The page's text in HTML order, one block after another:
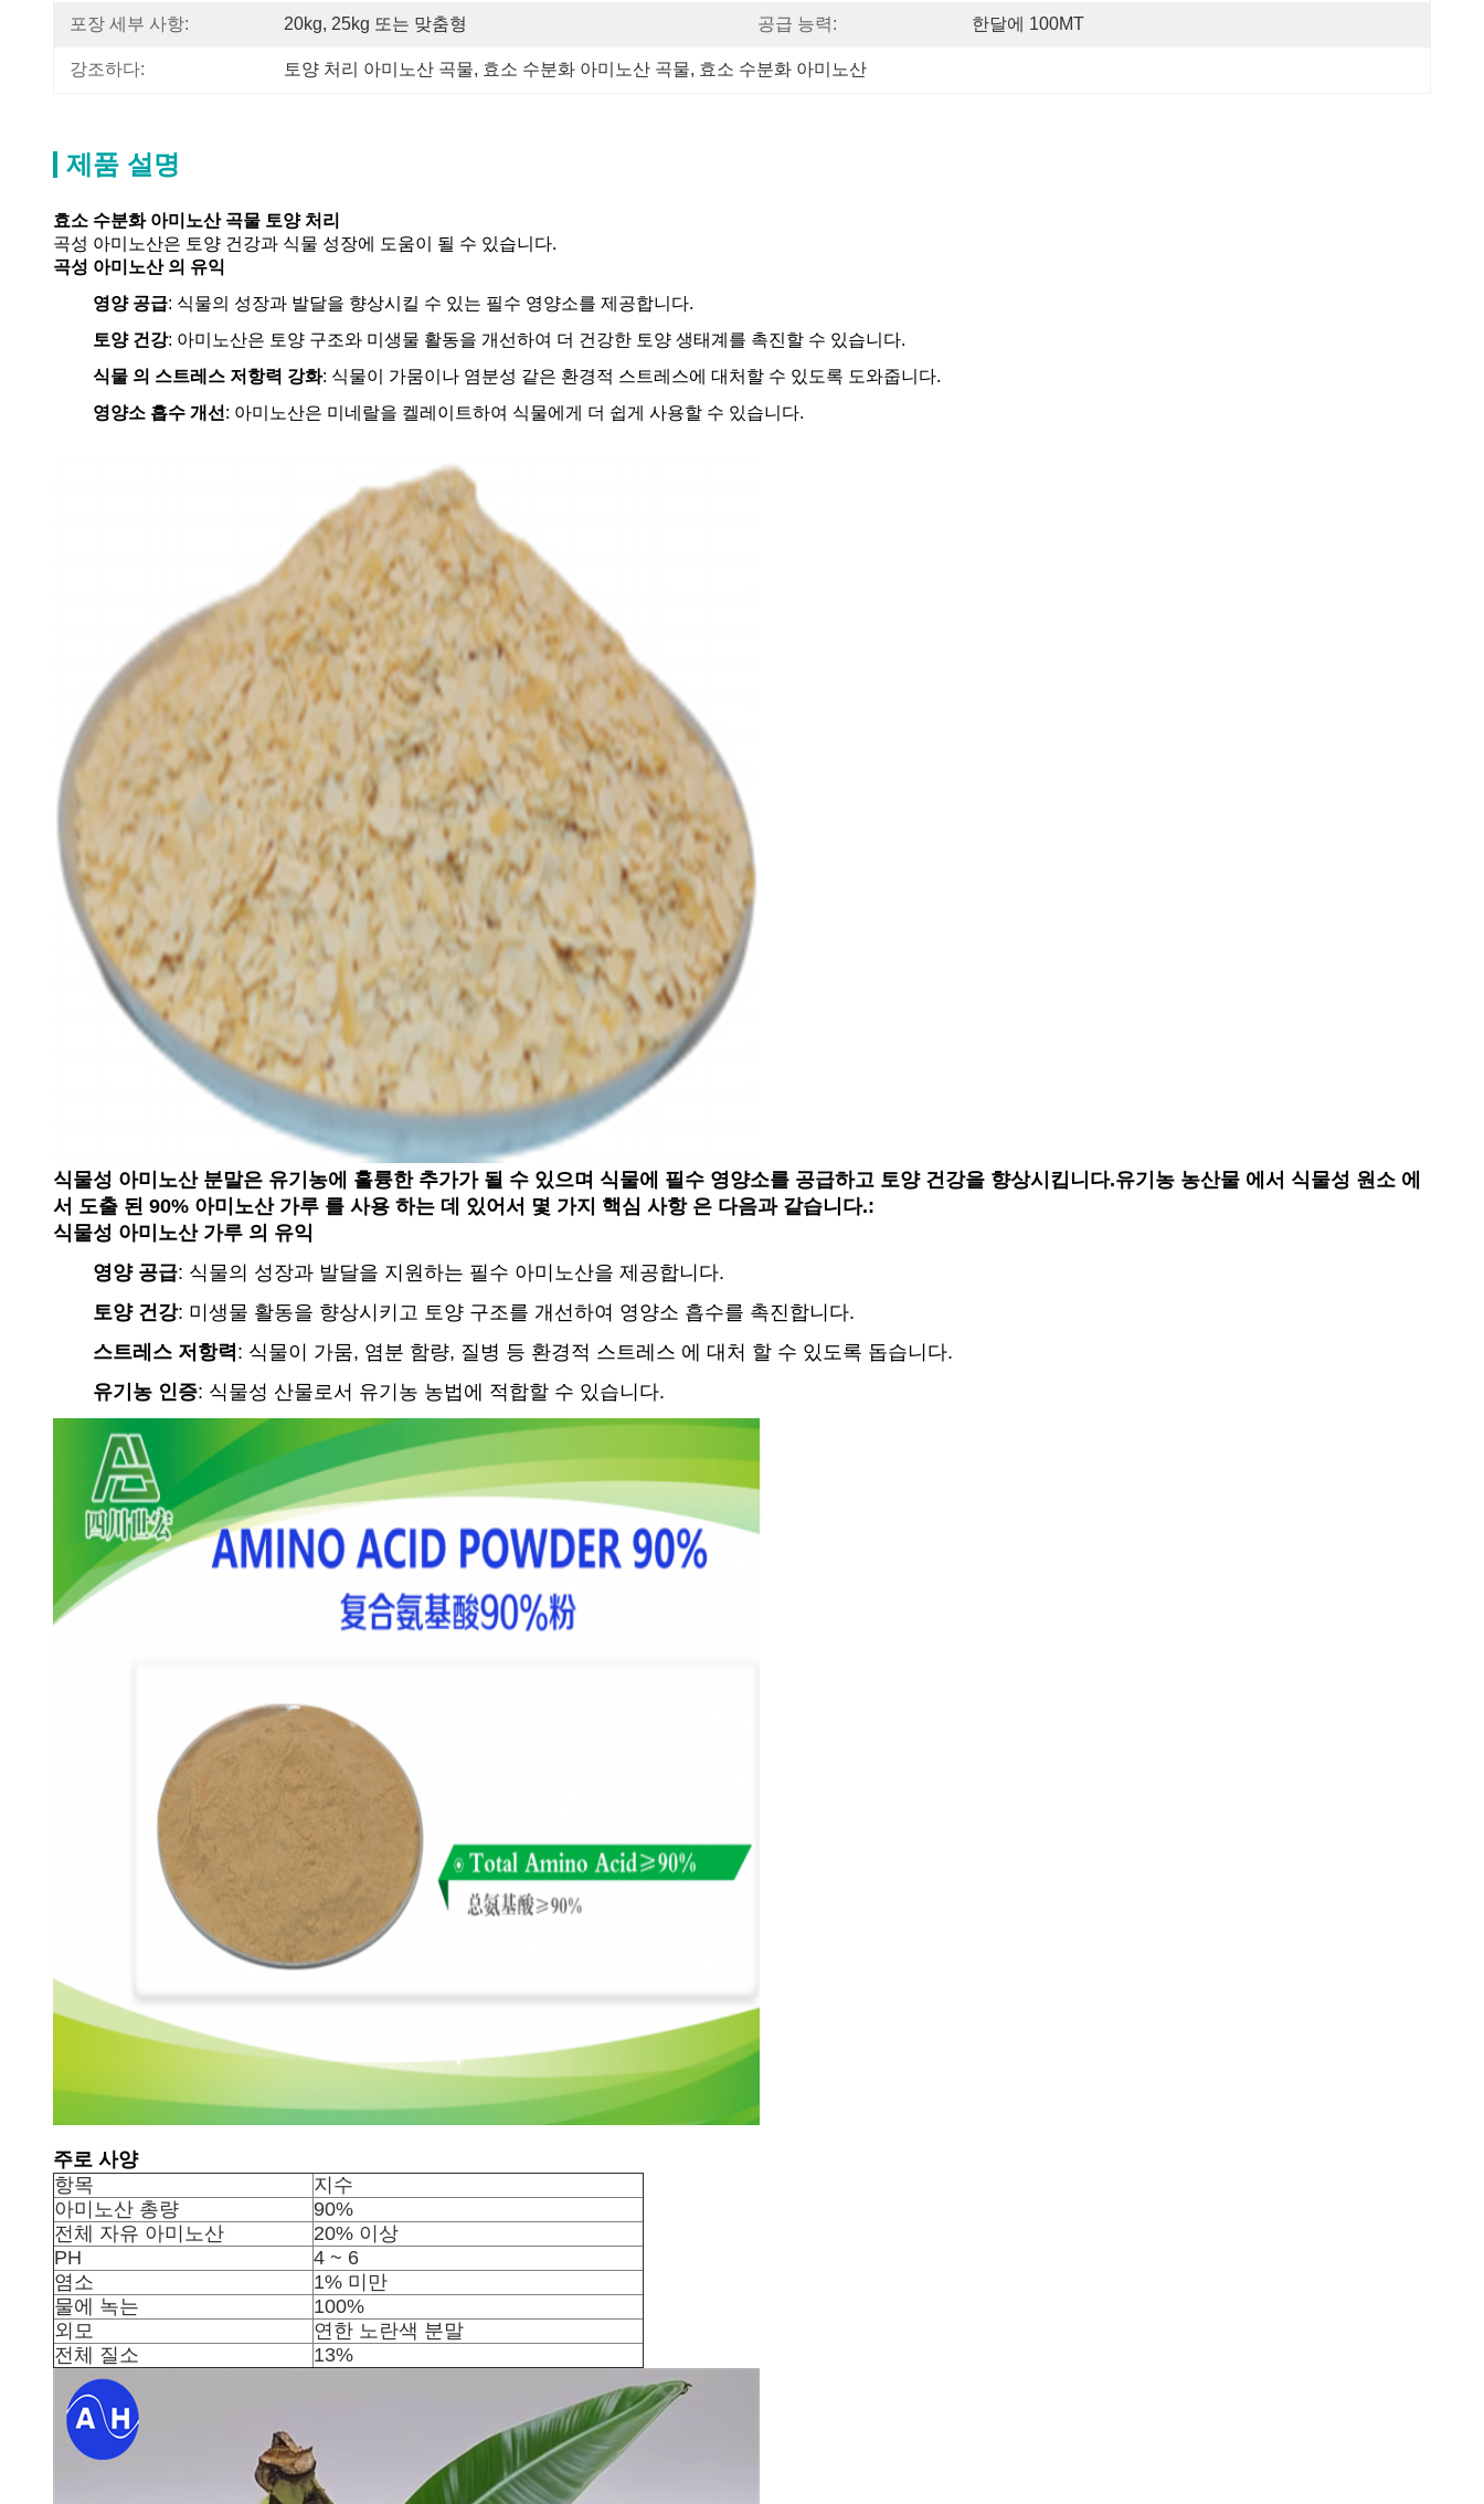
포장 세부 사항: 20kg, 25kg 또는 맞춤형 공급 능력: 한달에 100MT
강조하다: 토양 처리 아미노산 곡물, 효소 수분화 아미노산 곡물, 효소 수분화 아미노산
제품 설명
효소 수분화 아미노산 곡물 토양 처리
곡성 아미노산은 토양 건강과 식물 성장에 도움이 될 수 있습니다.
곡성 아미노산 의 유익
영양 공급: 식물의 성장과 발달을 향상시킬 수 있는 필수 영양소를 제공합니다.
토양 건강: 아미노산은 토양 구조와 미생물 활동을 개선하여 더 건강한 토양 생태계를 촉진할 수 있습니다.
식물 의 스트레스 저항력 강화: 식물이 가뭄이나 염분성 같은 환경적 스트레스에 대처할 수 있도록 도와줍니다.
영양소 흡수 개선 : 아미노산은 미네랄을 켈레이트하여 식물에게 더 쉽게 사용할 수 있습니다.
식물성 아미노산 분말은 유기농에 훌륭한 추가가 될 수 있으며 식물에 필수 영양소를 공급하고 토양 건강을 향상시킵니다.유기농 농산물 에서 식물성 원소 에
서 도출 된 90% 아미노산 가루 를 사용 하는 데 있어서 몇 가지 핵심 사항 은 다음과 같습니다.:
식물성 아미노산 가루 의 유익
영양 공급: 식물의 성장과 발달을 지원하는 필수 아미노산을 제공합니다.
토양 건강: 미생물 활동을 향상시키고 토양 구조를 개선하여 영양소 흡수를 촉진합니다.
스트레스 저항력: 식물이 가뭄, 염분 함량, 질병 등 환경적 스트레스 에 대처 할 수 있도록 돕습니다.
유기농 인증: 식물성 산물로서 유기농 농법에 적합할 수 있습니다.
주로 사양
항목
지수
아미노산 총량
90%
전체 자유 아미노산
20% 이상
PH
4 ~ 6
염소
1% 미만
물에 녹는
100%
외모
연한 노란색 분말
전체 질소
13%